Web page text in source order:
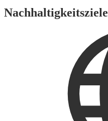
Nachhaltigkeitsziele